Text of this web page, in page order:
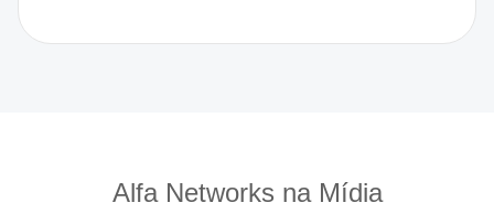
Alfa Networks na Mídia